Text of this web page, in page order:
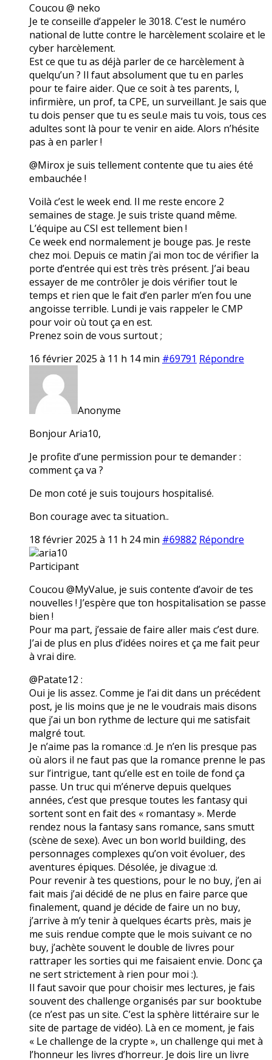
Coucou @ neko
Je te conseille d’appeler le 3018. C’est le numéro
national de lutte contre le harcèlement scolaire et le
cyber harcèlement.
Est ce que tu as déjà parler de ce harcèlement à
quelqu’un ? Il faut absolument que tu en parles
pour te faire aider. Que ce soit à tes parents, l,
infirmière, un prof, ta CPE, un surveillant. Je sais que
tu dois penser que tu es seul.e mais tu vois, tous ces
adultes sont là pour te venir en aide. Alors n’hésite
pas à en parler !
@Mirox je suis tellement contente que tu aies été
embauchée !
Voilà c’est le week end. Il me reste encore 2
semaines de stage. Je suis triste quand même.
L’équipe au CSI est tellement bien !
Ce week end normalement je bouge pas. Je reste
chez moi. Depuis ce matin j’ai mon toc de vérifier la
porte d’entrée qui est très très présent. J’ai beau
essayer de me contrôler je dois vérifier tout le
temps et rien que le fait d’en parler m’en fou une
angoisse terrible. Lundi je vais rappeler le CMP
pour voir où tout ça en est.
Prenez soin de vous surtout ;
16 février 2025 à 11 h 14 min #69791 Répondre
Anonyme
Bonjour Aria10,
Je profite d’une permission pour te demander :
comment ça va ?
De mon coté je suis toujours hospitalisé.
Bon courage avec ta situation..
18 février 2025 à 11 h 24 min #69882 Répondre
aria10
Participant
Coucou @MyValue, je suis contente d’avoir de tes
nouvelles ! J’espère que ton hospitalisation se passe
bien !
Pour ma part, j’essaie de faire aller mais c’est dure.
J’ai de plus en plus d’idées noires et ça me fait peur
à vrai dire.
@Patate12 :
Oui je lis assez. Comme je l’ai dit dans un précédent
post, je lis moins que je ne le voudrais mais disons
que j’ai un bon rythme de lecture qui me satisfait
malgré tout.
Je n’aime pas la romance :d. Je n’en lis presque pas
où alors il ne faut pas que la romance prenne le pas
sur l’intrigue, tant qu’elle est en toile de fond ça
passe. Un truc qui m’énerve depuis quelques
années, c’est que presque toutes les fantasy qui
sortent sont en fait des « romantasy ». Merde
rendez nous la fantasy sans romance, sans smutt
(scène de sexe). Avec un bon world building, des
personnages complexes qu’on voit évoluer, des
aventures épiques. Désolée, je divague :d.
Pour revenir à tes questions, pour le no buy, j’en ai
fait mais j’ai décidé de ne plus en faire parce que
finalement, quand je décide de faire un no buy,
j’arrive à m’y tenir à quelques écarts près, mais je
me suis rendue compte que le mois suivant ce no
buy, j’achète souvent le double de livres pour
rattraper les sorties qui me faisaient envie. Donc ça
ne sert strictement à rien pour moi :).
Il faut savoir que pour choisir mes lectures, je fais
souvent des challenge organisés par sur booktube
(ce n’est pas un site. C’est la sphère littéraire sur le
site de partage de vidéo). Là en ce moment, je fais
« Le challenge de la crypte », un challenge qui met à
l’honneur les livres d’horreur. Je dois lire un livre